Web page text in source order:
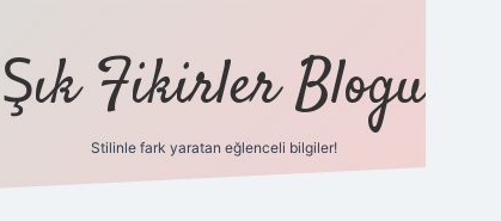
Şık Fikirler Blogu
Stilinle fark yaratan eğlenceli bilgiler!